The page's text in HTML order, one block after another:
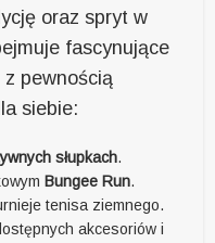
oraz spryt w
fascynujące
pewnością
siebie:
słupkach.
Bungee Run.
tenisa ziemnego.
akcesoriów i